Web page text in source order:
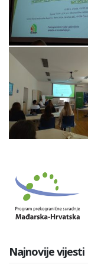
Najnovije vijesti